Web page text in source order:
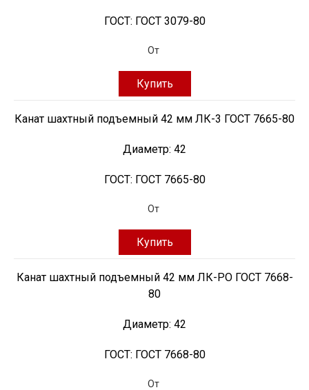
ГОСТ: ГОСТ 3079-80
От
Купить
Канат шахтный подъемный 42 мм ЛК-3 ГОСТ 7665-80
Диаметр: 42
ГОСТ: ГОСТ 7665-80
От
Купить
Канат шахтный подъемный 42 мм ЛК-РО ГОСТ 7668-
80
Диаметр: 42
ГОСТ: ГОСТ 7668-80
От